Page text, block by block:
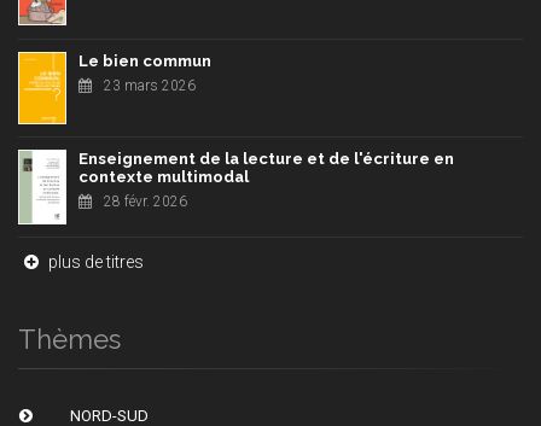
Le bien commun
23 mars 2026
Enseignement de la lecture et de l'écriture en
contexte multimodal
28 févr. 2026
plus de titres
Thèmes
NORD-SUD